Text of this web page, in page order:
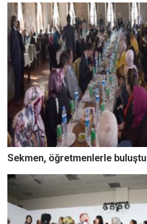
Sekmen, öğretmenlerle buluştu